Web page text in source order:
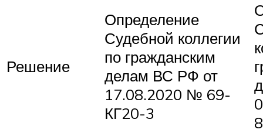
Решение
Определение
Судебной коллегии
по гражданским
делам ВС РФ от
17.08.2020 № 69-
КГ20-3